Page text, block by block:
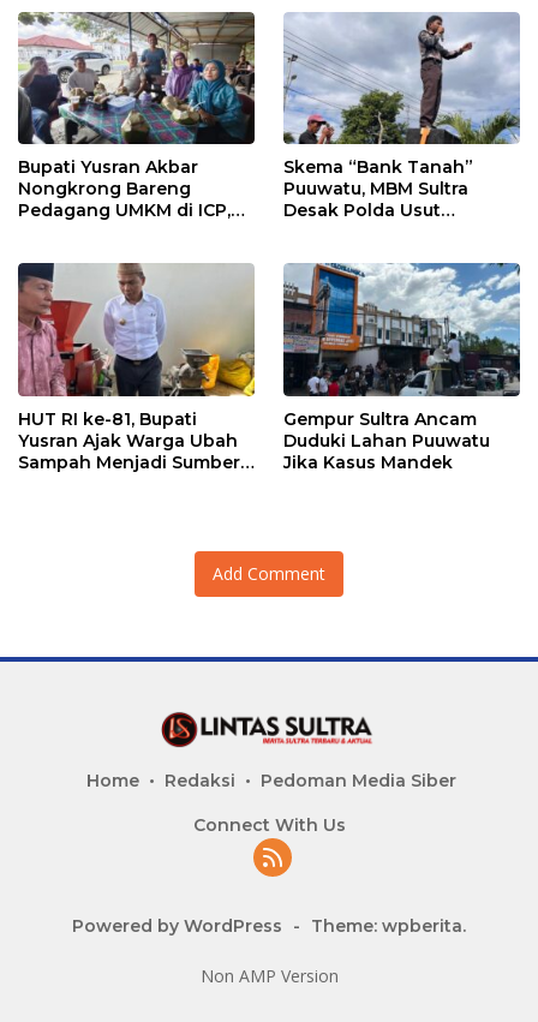
Bupati Yusran Akbar
Nongkrong Bareng
Pedagang UMKM di ICP,
Kerakyatan
Skema “Bank Tanah”
Puuwatu, MBM Sultra
Desak Polda Usut
HUT RI ke-81, Bupati
Yusran Ajak Warga Ubah
Sampah Menjadi Sumber
Gempur Sultra Ancam
Duduki Lahan Puuwatu
Jika Kasus Mandek
Add Comment
Home Redaksi Pedoman Media Siber
Connect With Us
Powered by WordPress - Theme: wpberita.
Non AMP Version